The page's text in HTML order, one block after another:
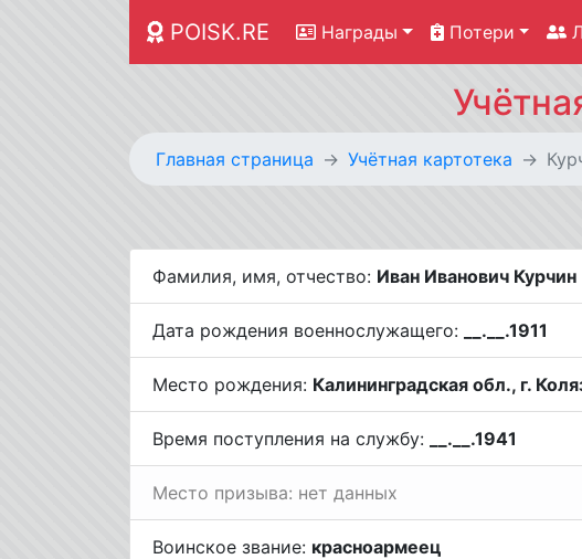
POISK.RE Награды Потери
Главная страница Учётная картотека
Фамилия, имя, отчество: Иван Иванович Курчин
Дата рождения военнослужащего: __.__.1911
Место рождения: Калининградская обл., г.
Время поступления на службу: __.__.1941
Место призыва: нет данных
Воинское звание: красноармеец